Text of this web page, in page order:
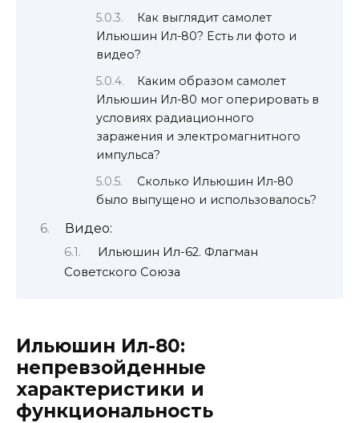
Как выглядит самолет
Ильюшин Ил-80? Есть ли фото и
видео?
Каким образом самолет
Ильюшин Ил-80 мог оперировать в
условиях радиационного
заражения и электромагнитного
импульса?
Сколько Ильюшин Ил-80
было выпущено и использовалось?
Видео:
Ильюшин Ил-62. Флагман
Советского Союза
Ильюшин Ил-80:
непревзойденные
характеристики и
функциональность